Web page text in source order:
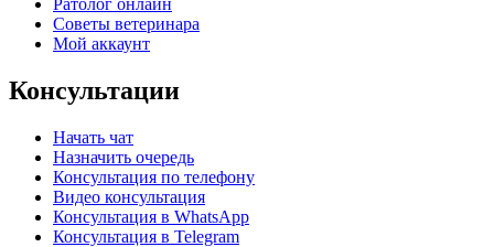
Советы ветеринара
Мой аккаунт
Консультации
Начать чат
Назначить очередь
Консультация по телефону
Видео консультация
Консультация в WhatsApp
Консультация в Telegram